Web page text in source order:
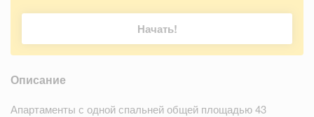
Начать!
Описание
Апартаменты с одной спальней общей площадью 43